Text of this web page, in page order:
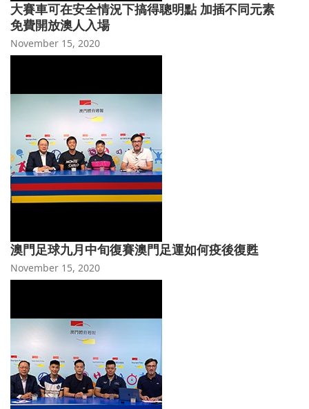
大賽車可在安全情況下搞得聰明點 加插不同元素
免費開放澳人入場
November 15, 2020
澳門足球九月中旬復賽澳門足運如何疫後復甦
November 15, 2020